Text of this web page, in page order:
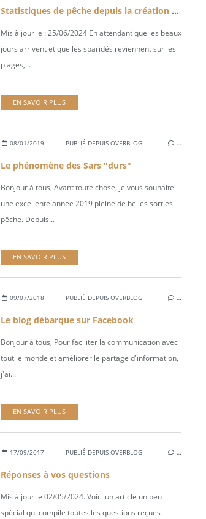
Statistiques de pêche depuis la création du blog
Mis à jour le : 25/06/2024 En attendant que les beaux
jours arrivent et que les sparidés reviennent sur les
plages,...
EN SAVOIR PLUS
08/01/2019 PUBLIÉ DEPUIS OVERBLOG …
Le phénomène des Sars "durs"
Bonjour à tous, Avant toute chose, je vous souhaite
une excellente année 2019 pleine de belles sorties
pêche. Depuis...
EN SAVOIR PLUS
09/07/2018 PUBLIÉ DEPUIS OVERBLOG …
Le blog débarque sur Facebook
Bonjour à tous, Pour faciliter la communication avec
tout le monde et améliorer le partage d'information,
j'ai...
EN SAVOIR PLUS
17/09/2017 PUBLIÉ DEPUIS OVERBLOG …
Réponses à vos questions
Mis à jour le 02/05/2024. Voici un article un peu
spécial qui compile toutes les questions reçues